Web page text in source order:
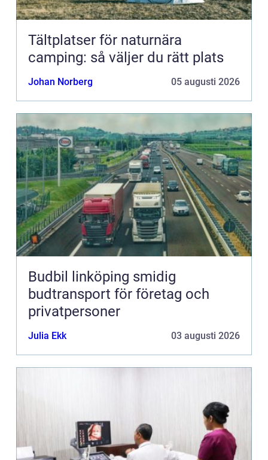
Tältplatser för naturnära
camping: så väljer du rätt plats
Johan Norberg 05 augusti 2026
Budbil linköping smidig
budtransport för företag och
privatpersoner
Julia Ekk 03 augusti 2026